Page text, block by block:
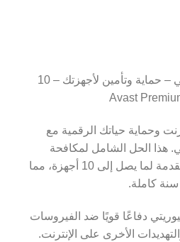
أفاست بريميوم سيكيوريتي – حماية وتأمين لأجهزتك – 10
وحماية حياتك الرقمية مع
هذا الحل الشامل لمكافحة
الفيروسات يوفر حماية متقدمة لما يصل إلى 10 أجهزة، مما
كاملة.
دفاعًا قويًا ضد الفيروسات
الأخرى على الإنترنت.